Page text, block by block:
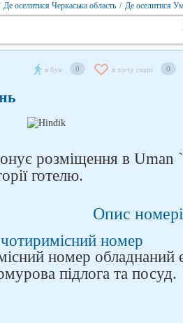
Де оселитися Черкаська область / Де оселитися
я був 0 я хочу сюди 0
розміщення в Uman
готелю.
Опис
номер
номер обладнаний
підлога та посуд.
за нами в